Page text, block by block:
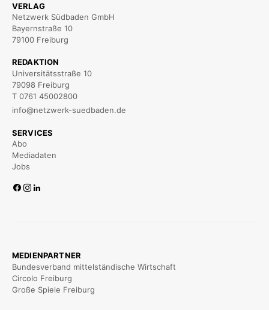
VERLAG
Netzwerk Südbaden GmbH
Bayernstraße 10
79100 Freiburg
REDAKTION
Universitätsstraße 10
79098 Freiburg
T 0761 45002800
info@netzwerk-suedbaden.de
SERVICES
Abo
Mediadaten
Jobs
MEDIENPARTNER
Bundesverband mittelständische Wirtschaft
Circolo Freiburg
Große Spiele Freiburg